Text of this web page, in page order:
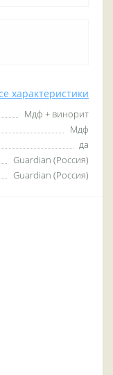
характеристики
Мдф + винорит
Мдф
да
Guardian (Россия)
Guardian (Россия)